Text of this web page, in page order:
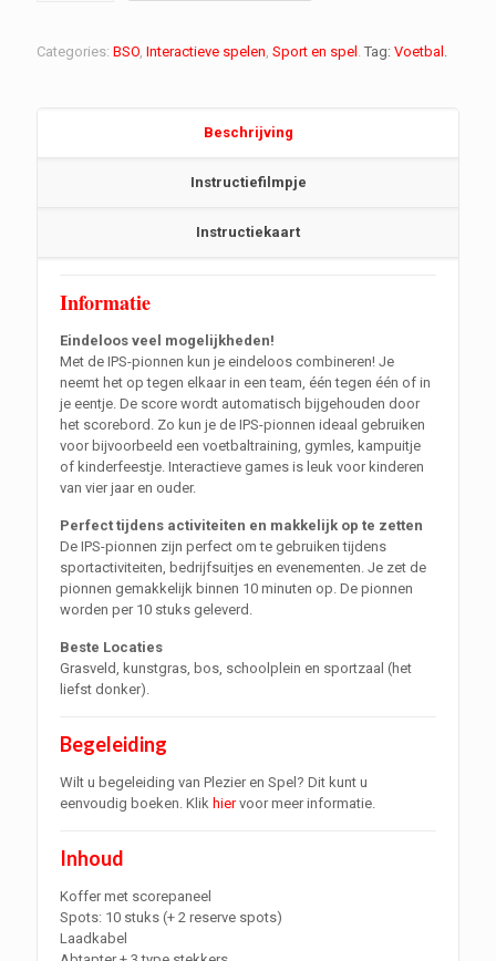
Categories: BSO, Interactieve spelen, Sport en spel . Tag: Voetbal .
Beschrijving
Instructiefilmpje
Instructiekaart
Informatie
Eindeloos veel mogelijkheden!
Met de IPS-pionnen kun je eindeloos combineren! Je
neemt het op tegen elkaar in een team, één tegen één of in
je eentje. De score wordt automatisch bijgehouden door
het scorebord. Zo kun je de IPS-pionnen ideaal gebruiken
voor bijvoorbeeld een voetbaltraining, gymles, kampuitje
of kinderfeestje. Interactieve games is leuk voor kinderen
van vier jaar en ouder.
Perfect tijdens activiteiten en makkelijk op te zetten
De IPS-pionnen zijn perfect om te gebruiken tijdens
sportactiviteiten, bedrijfsuitjes en evenementen. Je zet de
pionnen gemakkelijk binnen 10 minuten op. De pionnen
worden per 10 stuks geleverd.
Beste Locaties
Grasveld, kunstgras, bos, schoolplein en sportzaal (het
liefst donker).
Begeleiding
Wilt u begeleiding van Plezier en Spel? Dit kunt u
eenvoudig boeken. Klik hiervoor meer informatie.
Inhoud
Koffer met scorepaneel
Spots: 10 stuks (+ 2 reserve spots)
Laadkabel